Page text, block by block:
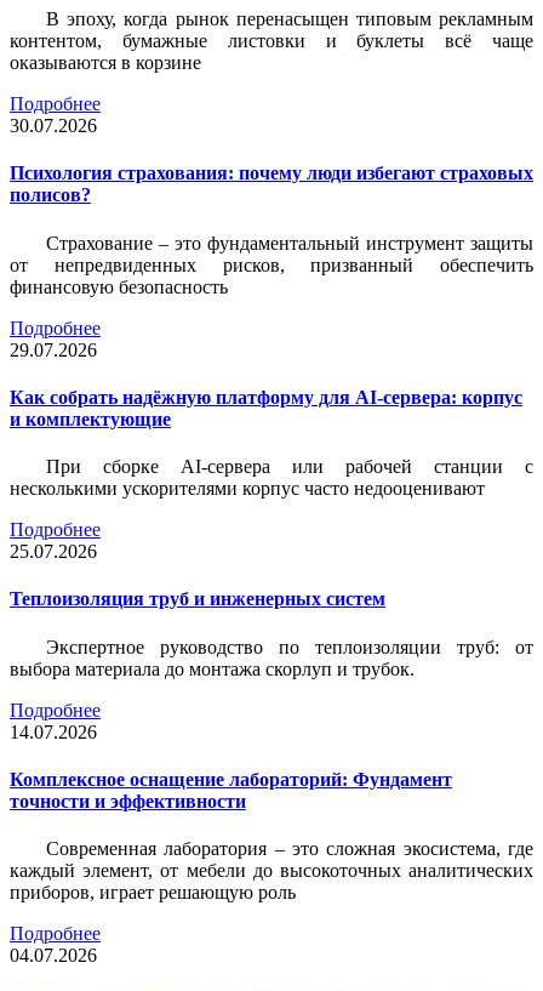
В эпоху, когда рынок перенасыщен типовым рекламным
контентом, бумажные листовки и буклеты всё чаще
оказываются в корзине
Подробнее
30.07.2026
Психология страхования: почему люди избегают страховых
полисов?
Страхование – это фундаментальный инструмент защиты
от непредвиденных рисков, призванный обеспечить
финансовую безопасность
Подробнее
29.07.2026
Как собрать надёжную платформу для AI-сервера: корпус
и комплектующие
При сборке AI-сервера или рабочей станции с
несколькими ускорителями корпус часто недооценивают
Подробнее
25.07.2026
Теплоизоляция труб и инженерных систем
Экспертное руководство по теплоизоляции труб: от
выбора материала до монтажа скорлуп и трубок.
Подробнее
14.07.2026
Комплексное оснащение лабораторий: Фундамент
точности и эффективности
Современная лаборатория – это сложная экосистема, где
каждый элемент, от мебели до высокоточных аналитических
приборов, играет решающую роль
Подробнее
04.07.2026